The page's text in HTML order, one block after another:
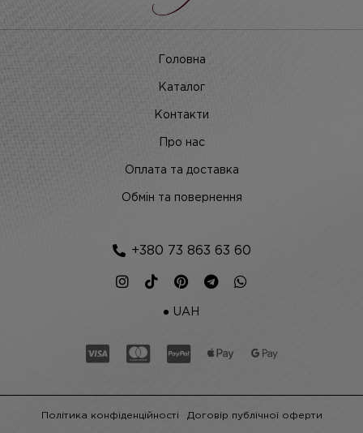
Головна
Каталог
Контакти
Про нас
Оплата та доставка
Обмін та повернення
+380 73 863 63 60
UAH
Політика конфіденційності Договір публічної оферти